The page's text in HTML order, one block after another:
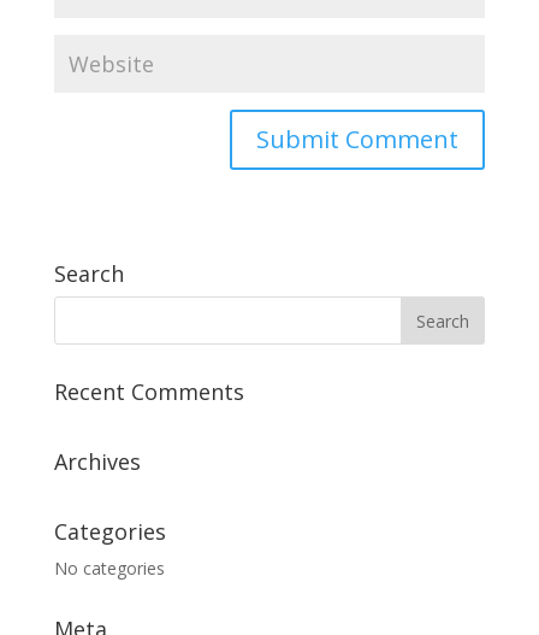
Search
Recent Comments
Archives
Categories
No categories